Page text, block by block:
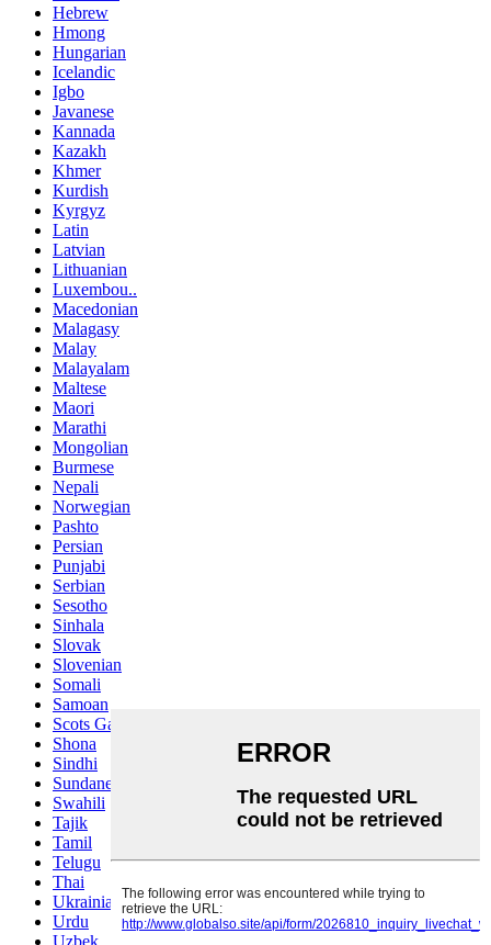
Hebrew
Hmong
Hungarian
Icelandic
Igbo
Javanese
Kannada
Kazakh
Khmer
Kurdish
Kyrgyz
Latin
Latvian
Lithuanian
Luxembou..
Macedonian
Malagasy
Malay
Malayalam
Maltese
Maori
Marathi
Mongolian
Burmese
Nepali
Norwegian
Pashto
Persian
Punjabi
Serbian
Sesotho
Sinhala
Slovak
Slovenian
Somali
Samoan
Scots Gaelic
Shona
Sindhi
Sundanese
Swahili
Tajik
Tamil
Telugu
Thai
Ukrainian
Urdu